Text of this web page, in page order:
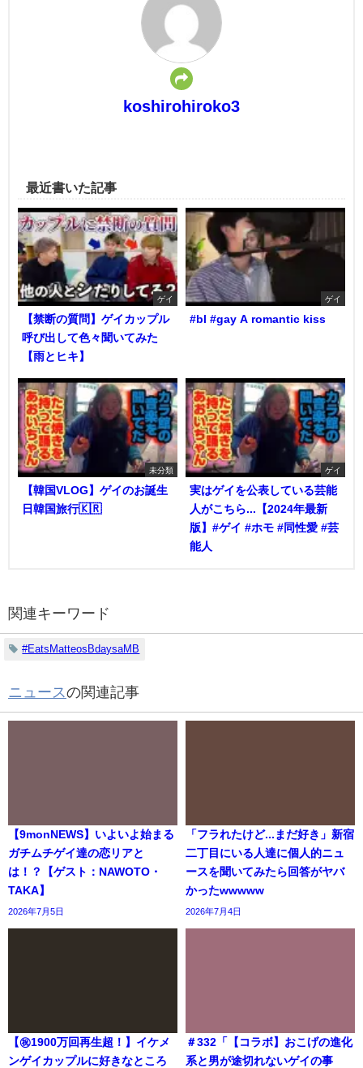
koshirohiroko3
最近書いた記事
ゲイ
【禁断の質問】ゲイカップル
呼び出して色々聞いてみた
【雨とヒキ】
ゲイ
#bl #gay A romantic kiss
未分類
【韓国VLOG】ゲイのお誕生
日韓国旅行🇰🇷
ゲイ
実はゲイを公表している芸能
人がこちら...【2024年最新
版】#ゲイ #ホモ #同性愛 #芸
能人
関連キーワード
#EatsMatteosBdaysaMB
ニュースの関連記事
【9monNEWS】いよいよ始まる
ガチムチゲイ達の恋リアと
は！？【ゲスト：NAWOTO・
TAKA】
2026年7月5日
「フラれたけど...まだ好き」新宿
二丁目にいる人達に個人的ニュ
ースを聞いてみたら回答がヤバ
かったwwwww
2026年7月4日
【㊗️1900万回再生超！】イケメ
ンゲイカップルに好きなところ
＃332「【コラボ】おこげの進化
系と男が途切れないゲイの事